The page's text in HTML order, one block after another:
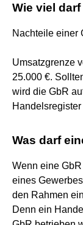
Wie viel
Nachteile einer
Umsatzgrenze
25.000 €.
wird die GbR
Was darf
Wenn eine
eines
den Rahmen
Denn ein